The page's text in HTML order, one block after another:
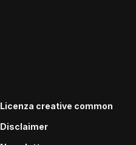
Licenza creative common
Disclaimer